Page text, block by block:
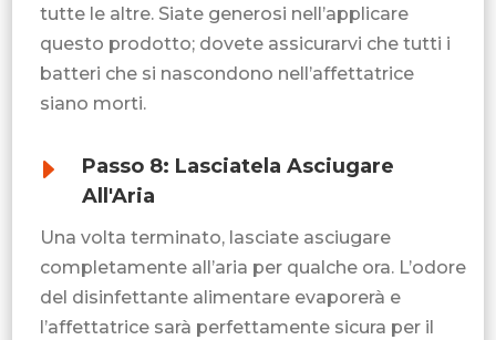
tutte le altre. Siate generosi nell’applicare
questo prodotto; dovete assicurarvi che tutti i
batteri che si nascondono nell’affettatrice
siano morti.
E
Passo 8: Lasciatela Asciugare
All'Aria
Una volta terminato, lasciate asciugare
completamente all’aria per qualche ora. L’odore
del disinfettante alimentare evaporerà e
l’affettatrice sarà perfettamente sicura per il